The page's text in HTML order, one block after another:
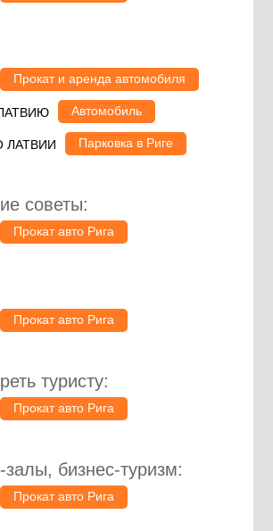
Прокат и аренда автомобиля
Автомобиль
ЛАТВИИ Парковка в Риге
советы:
Прокат авто Рига
Прокат авто Рига
туристу:
Прокат авто Рига
бизнес-туризм:
Прокат авто Рига